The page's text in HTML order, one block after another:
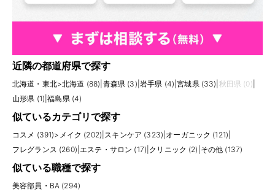
近隣の都道府県で探す
北海道・東北>北海道 (88) 青森県 (3) 岩手県 (4) |宮城県 (33) 秋田県 (0)
山形県 (1) |福島県 (4)
似ているカテゴリで探す
コスメ (391)> メイク (202) スキンケア (323) オーガニック (121)
フレグランス (260) エステ・サロン (17) クリニック (2) その他 (137)
似ている職種で探す
美容部員・BA (294)